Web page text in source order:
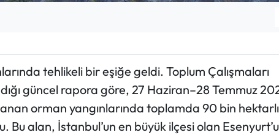
tehlikeli bir eşiğe geldi. Toplum Çalışmaları
güncel rapora göre, 27 Haziran–28 Temmuz
orman yangınlarında toplamda 90 bin
Bu alan, İstanbul’un en büyük ilçesi olan